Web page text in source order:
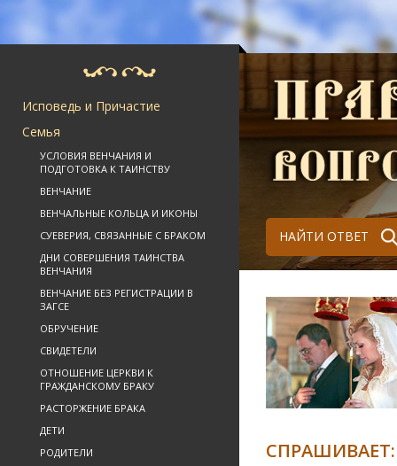
Исповедь и Причастие
Семья
УСЛОВИЯ ВЕНЧАНИЯ И
ПОДГОТОВКА К ТАИНСТВУ
ВЕНЧАНИЕ
ВЕНЧАЛЬНЫЕ КОЛЬЦА И ИКОНЫ
СУЕВЕРИЯ, СВЯЗАННЫЕ С БРАКОМ
ДНИ СОВЕРШЕНИЯ ТАИНСТВА
ВЕНЧАНИЯ
ВЕНЧАНИЕ БЕЗ РЕГИСТРАЦИИ В
ЗАГСЕ
ОБРУЧЕНИЕ
СВИДЕТЕЛИ
ОТНОШЕНИЕ ЦЕРКВИ К
ГРАЖДАНСКОМУ БРАКУ
РАСТОРЖЕНИЕ БРАКА
ДЕТИ
РОДИТЕЛИ
НАЙТИ ОТВЕТ
СПРАШИВАЕТ: